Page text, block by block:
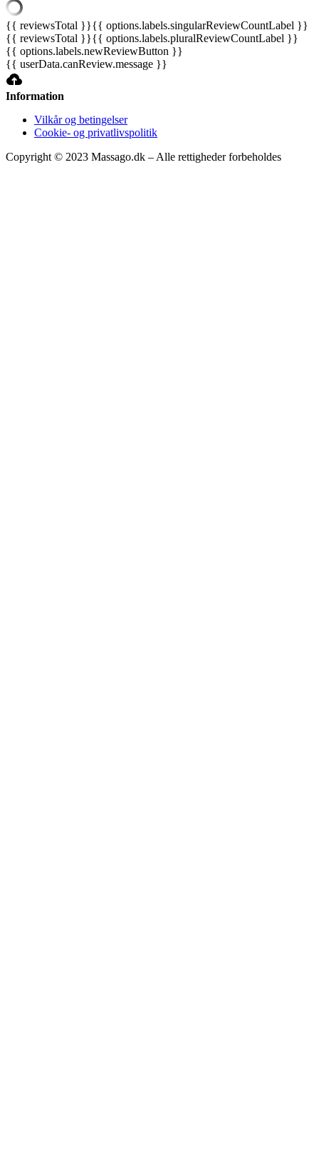
{{ reviewsTotal }}{{ options.labels.singularReviewCountLabel }}
{{ reviewsTotal }}{{ options.labels.pluralReviewCountLabel }}
{{ options.labels.newReviewButton }}
{{ userData.canReview.message }}
Information
Vilkår og betingelser
Cookie- og privatlivspolitik
Copyright © 2023 Massago.dk – Alle rettigheder forbeholdes